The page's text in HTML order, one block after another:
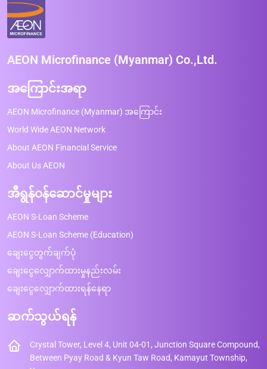
AEON Microfinance (Myanmar) Co.,Ltd.
အကြောင်းအရာ
AEON Microfinance (Myanmar) အကြောင်း
World Wide AEON Network
About AEON Financial Service
About Us AEON
အီရွန်ဝန်ဆောင်မှုများ
AEON S-Loan Scheme
AEON S-Loan Scheme (Education)
ချေးငွေတွက်ချက်ပုံ
ချေးငွေလျှောက်ထားမှုနည်းလမ်း
ချေးငွေလျှောက်ထားရန်နေရာ
ဆက်သွယ်ရန်
Crystal Tower, Level 4, Unit 04-01, Junction Square Compound,
Between Pyay Road & Kyun Taw Road, Kamayut Township,